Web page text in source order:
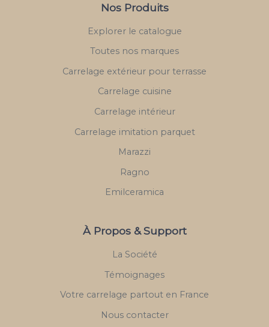
Nos Produits
Explorer le catalogue
Toutes nos marques
Carrelage extérieur pour terrasse
Carrelage cuisine
Carrelage intérieur
Carrelage imitation parquet
Marazzi
Ragno
Emilceramica
À Propos & Support
La Société
Témoignages
Votre carrelage partout en France
Nous contacter